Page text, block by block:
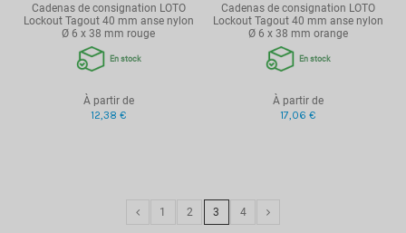
Cadenas de consignation LOTO
Lockout Tagout 40 mm anse nylon
Ø 6 x 38 mm rouge
En stock
À partir de
12,38 €
Cadenas de consignation LOTO
Lockout Tagout 40 mm anse nylon
Ø 6 x 38 mm orange
En stock
À partir de
17,06 €
1 2 3 4